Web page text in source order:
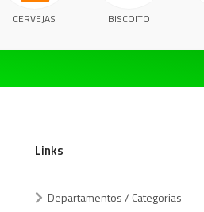
CERVEJAS BISCOITO
Links
Departamentos / Categorias